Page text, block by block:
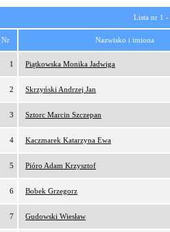
Lista nr 1 -
Nr Nazwisko i imiona
1 Piątkowska Monika Jadwiga
2 Skrzyński Andrzej Jan
3 Sztorc Marcin Szczepan
4 Kaczmarek Katarzyna Ewa
5 Pióro Adam Krzysztof
6 Bobek Grzegorz
7 Gudowski Wiesław